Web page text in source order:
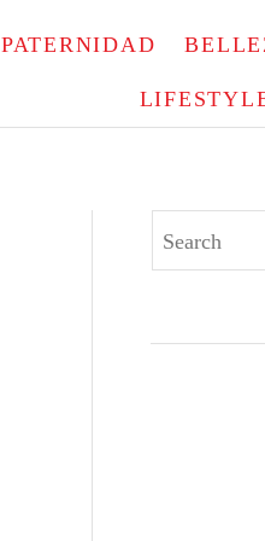
PATERNIDAD